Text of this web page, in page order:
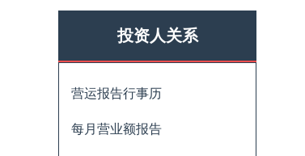
投资人关系
营运报告行事历
每月营业额报告